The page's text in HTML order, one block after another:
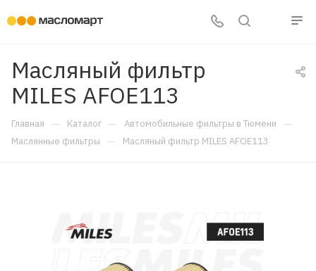
Масляный фильтр
MILES AFOE113
Главная — Каталог — Автомобильные фильтры в Тюмени —
Маслянные фильтры — Масляный фильтр MILES AFOE113